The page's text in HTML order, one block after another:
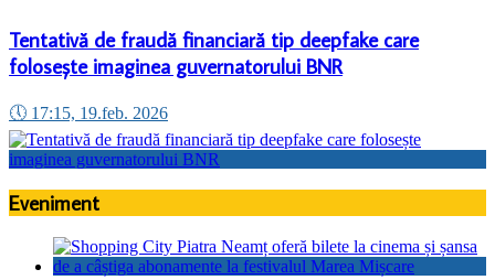
Tentativă de fraudă financiară tip deepfake care
folosește imaginea guvernatorului BNR
🕔 17:15, 19.feb. 2026
Eveniment